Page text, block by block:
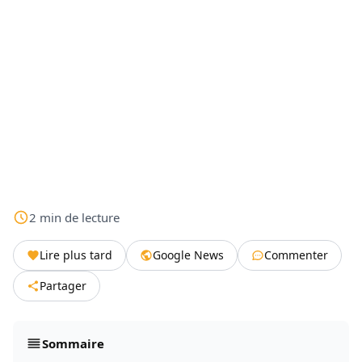
2 min de lecture
Lire plus tard Google News
Commenter
Partager
Sommaire